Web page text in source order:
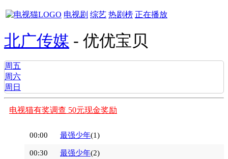
电视剧 综艺 热剧榜 正在播放
北广传媒 - 优优宝贝
周五
周六
周日
电视猫有奖调查 50元现金奖励
00:00 最强少年(1)
00:30 最强少年(2)